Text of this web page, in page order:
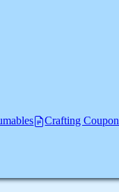
Crafting Coupon